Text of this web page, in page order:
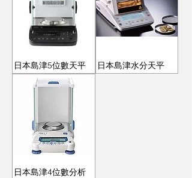
日本島津5位數天平 日本島津水分天平
日本島津4位數分析